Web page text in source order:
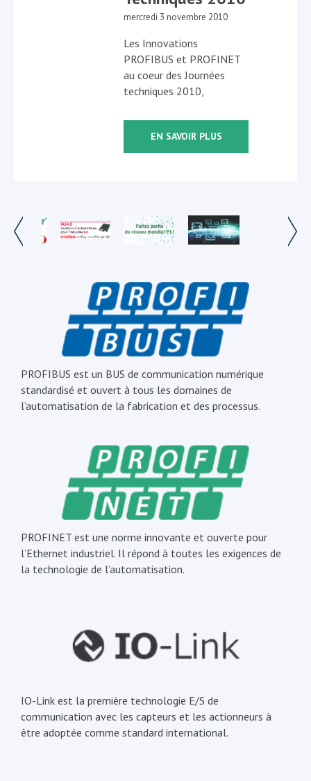
mercredi 3 novembre 2010
Les Innovations
PROFIBUS et PROFINET
au coeur des Journées
techniques 2010,
EN SAVOIR PLUS
PROFIBUS est un BUS de communication numérique
standardisé et ouvert à tous les domaines de
l’automatisation de la fabrication et des processus.
PROFINET est une norme innovante et ouverte pour
l’Ethernet industriel. Il répond à toutes les exigences de
la technologie de l’automatisation.
IO-Link est la première technologie E/S de
communication avec les capteurs et les actionneurs à
être adoptée comme standard international.